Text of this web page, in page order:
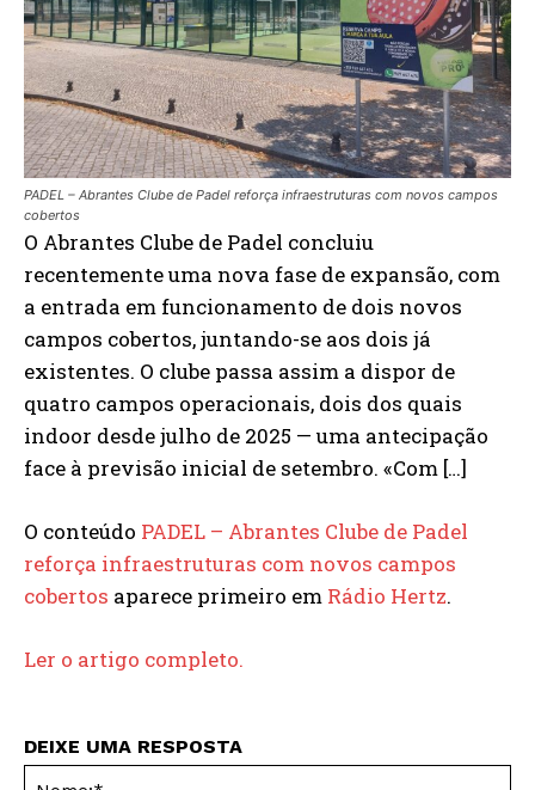
PADEL – Abrantes Clube de Padel reforça infraestruturas com novos campos
cobertos
O Abrantes Clube de Padel concluiu
recentemente uma nova fase de expansão, com
a entrada em funcionamento de dois novos
campos cobertos, juntando-se aos dois já
existentes. O clube passa assim a dispor de
quatro campos operacionais, dois dos quais
indoor desde julho de 2025 — uma antecipação
face à previsão inicial de setembro. «Com […]
O conteúdo PADEL – Abrantes Clube de Padel
reforça infraestruturas com novos campos
cobertos aparece primeiro em Rádio Hertz.
Ler o artigo completo.
DEIXE UMA RESPOSTA